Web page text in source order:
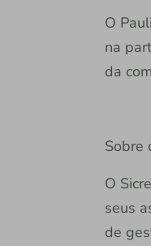
O
na
da
Sobre
O
seus
de